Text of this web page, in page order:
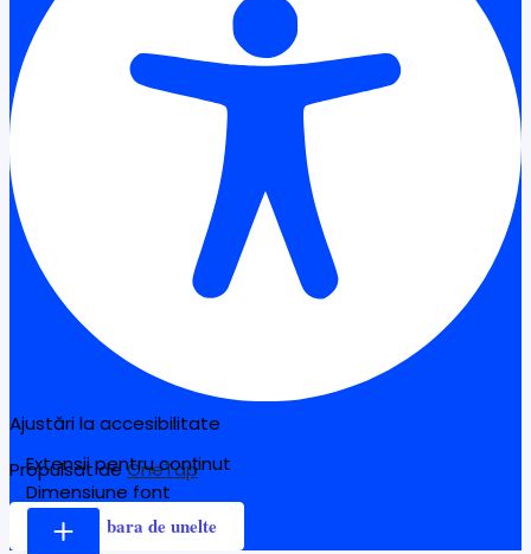
Ajustări la accesibilitate
Propulsat deOneTap
Ascunde bara de unelte
Extensii pentru conținut
Dimensiune font